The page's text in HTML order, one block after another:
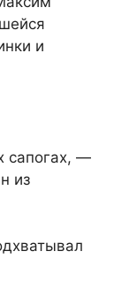
и
сапогах, —
из